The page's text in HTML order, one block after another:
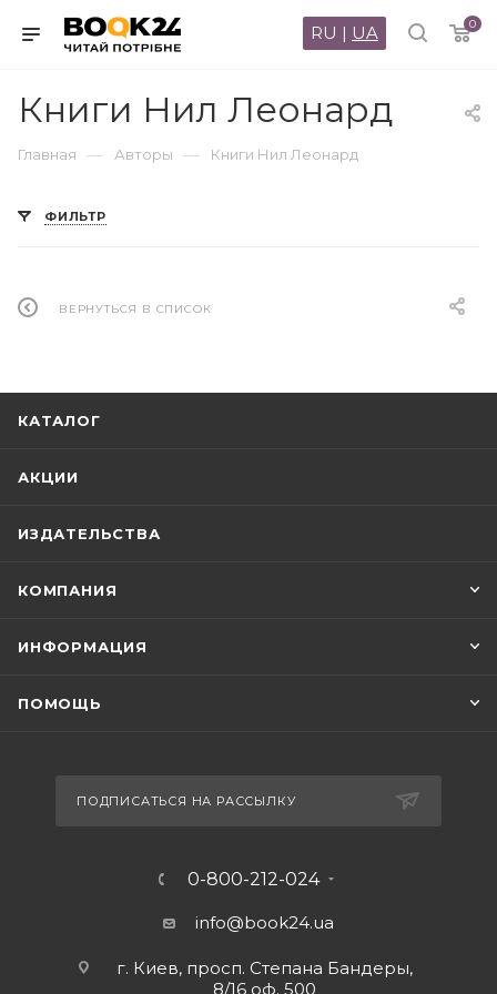
0
RU | UA
Книги Нил Леонард
Главная — Авторы — Книги Нил Леонард
ФИЛЬТР
ВЕРНУТЬСЯ В СПИСОК
КАТАЛОГ
АКЦИИ
ИЗДАТЕЛЬСТВА
КОМПАНИЯ
ИНФОРМАЦИЯ
ПОМОЩЬ
ПОДПИСАТЬСЯ НА РАССЫЛКУ
0-800-212-024
info@book24.ua
г. Киев, просп. Степана Бандеры,
8/16 оф. 500